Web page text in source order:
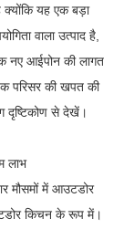
क्योंकि यह एक बड़ा
वाला उत्पाद है,
नए आईपोन की लागत
परिसर की खपत की
दृष्टिकोण से देखें।
लाभ
मौसमों में आउटडोर
किचन के रूप में।